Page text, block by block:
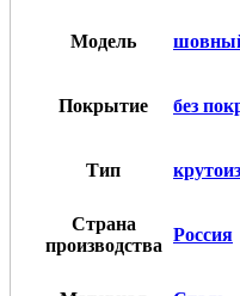
Модель
Покрытие без
Тип
Страна
производства
Россия